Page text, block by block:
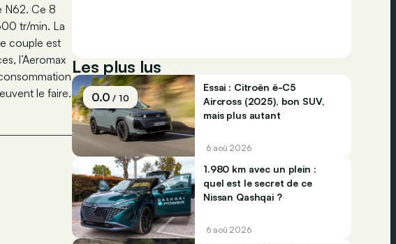
N62. Ce 8
tr/min. La
couple est
l’Aeromax
le faire.
Les plus lus
0.0/ 10
Essai : Citroën ë-C5
Aircross (2025), bon SUV,
mais plus autant
6 aoû 2026
1.980 km avec un plein :
quel est le secret de ce
Nissan Qashqai ?
6 aoû 2026